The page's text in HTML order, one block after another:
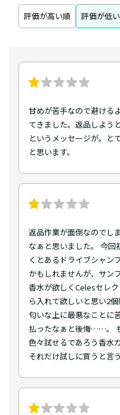
評価が高い順 評価が低
甘めが苦手なので避ける
てきました。返品しよう
というメッセージが。と
と思います。
返品作業が面倒なのでし
なぁと思いました。 今回
くとあるドライブシャン
かもしれませんが、サン
香水が欲しくCelesセレ
ら入れて欲しいと思い2
匂いな上に最悪なことに
払ったなぁと後悔……。
色々試せるであろう香水
それだけ試しに買うと言